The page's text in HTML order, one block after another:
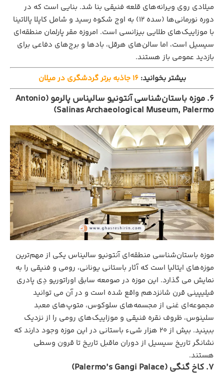
میلادی روی ویرانه‌های قلعه فنیقی بنا شد. بنایی است که در
دوره نورمانی‌ها (سده ۱۲) به اوج شکوه رسید و شامل کاپلا پالاتینا
با موزاییک‌های طلایی بیزانسی است. امروزه مقر پارلمان منطقه‌ای
سیسیل است، اما سالن‌های هرقل، بادها و برج‌های دفاعی برای
بازدید عمومی باز هستند.
بیشتر بخوانید:16 جاذبه برتر گردشگری در میلان
6. موزه باستان‌شناسی آنتونیو سالیناس پالرمو (Antonio
Salinas Archaeological Museum, Palermo)
موزه باستان‌شناسی منطقه‌ای آنتونیو سالیناس یکی از مهم‌ترین
موزه‌های ایتالیا است که آثار باستانی یونانی، رومی و فنیقی را به
نمایش می گذارد. این موزه در صومعه سابق اوراتوریو دِی پادری
فیلیپینی قرن شانزدهم واقع شده است و در آن می توانید
مجموعه‌ای غنی از مجسمه‌های سلوکوس، متوپ‌های معبد
سلینوس، ظروف نقره فنیقی و موزاییک‌های رومی را از نزدیک
ببینید. بیش از ۲۰ هزار شیء باستانی در این موزه وجود دارند که
نشانگر تاریخ سیسیل از دوران ماقبل تاریخ تا قرون وسطی
هستند.
7. کاخ گنگی (Palermo’s Gangi Palace)